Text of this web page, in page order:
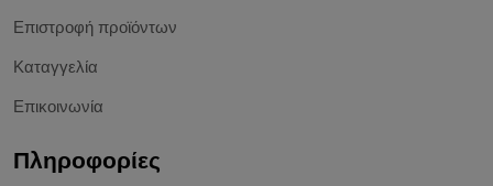
Επιστροφή προϊόντων
Καταγγελία
Επικοινωνία
Πληροφορίες